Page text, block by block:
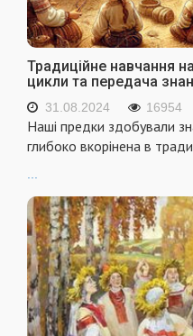
Традиційне навчання
цикли та передача
31.08.2024 16954
Наші предки здобували
глибоко вкорінена в
...